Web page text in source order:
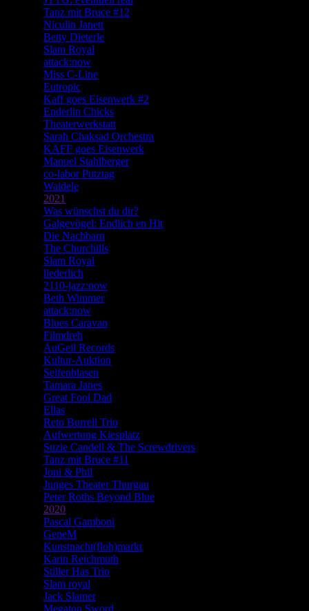
Tanz mit Bruce #12
Niculin Janett
Betty Dieterle
Slam Royal
attack:now
Miss C-Line
Eutropic
Kaff goes Eisenwerk #2
Enderlin Chicks
Theaterwerkstatt
Sarah Chaksad Orchestra
KAFF goes Eisenwerk
Manuel Stahlberger
co-labor Putztag
Waidele
2021
Was wünschst du dir?
Galgevögel: Endlich en Hit
Die Nachbarn
The Churchills
Slam Royal
liederlich
2110-jazz:now
Beth Wimmer
attack:now
Blues Caravan
Filmdreh
AuGeil Records
Kultur-Auktion
Seifenblasen
Tamara Janes
Great Fool Dad
Ellas
Reto Burrell Trio
Aufwertung Kiesplatz
Suzie Candell & The Screwdrivers
Tanz mit Bruce #11
Joni & Phil
Junges Theater Thurgau
Peter Roths Beyond Blue
2020
Pascal Gamboni
GeneM
Kunstnacht(floh)markt
Karin Reichmuth
Stiller Has Trio
Slam royal
Jack Slamer
Megaton Sword